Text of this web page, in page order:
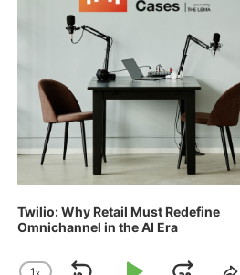
Twilio: Why Retail Must Redefine
Omnichannel in the AI Era
1x